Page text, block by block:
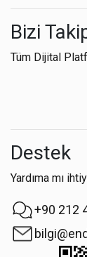
Bizi
Tüm Dijital
Destek
Yardıma mı
+90 212